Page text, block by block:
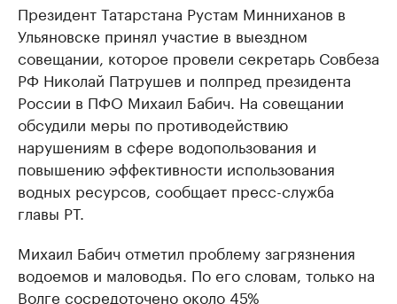
Президент Татарстана Рустам Минниханов в
Ульяновске принял участие в выездном
совещании, которое провели секретарь Совбеза
РФ Николай Патрушев и полпред президента
России в ПФО Михаил Бабич. На совещании
обсудили меры по противодействию
нарушениям в сфере водопользования и
повышению эффективности использования
водных ресурсов, сообщает пресс-служба
главы РТ.
Михаил Бабич отметил проблему загрязнения
водоемов и маловодья. По его словам, только на
Волге сосредоточено около 45%